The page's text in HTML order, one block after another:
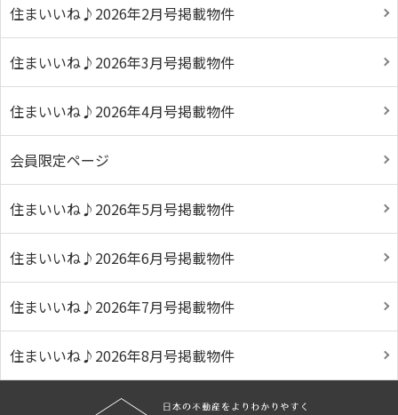
住まいいね♪2026年2月号掲載物件
住まいいね♪2026年3月号掲載物件
住まいいね♪2026年4月号掲載物件
会員限定ページ
住まいいね♪2026年5月号掲載物件
住まいいね♪2026年6月号掲載物件
住まいいね♪2026年7月号掲載物件
住まいいね♪2026年8月号掲載物件